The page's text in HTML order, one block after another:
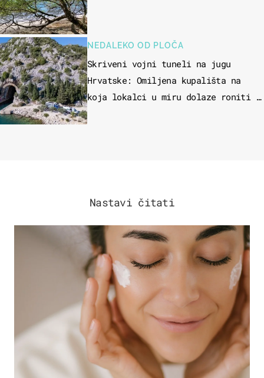
NEDALEKO OD PLOČA
Skriveni vojni tuneli na jugu
Hrvatske: Omiljena kupališta na
koja lokalci u miru dolaze roniti i
Nastavi čitati
MODA & LJEPOTA